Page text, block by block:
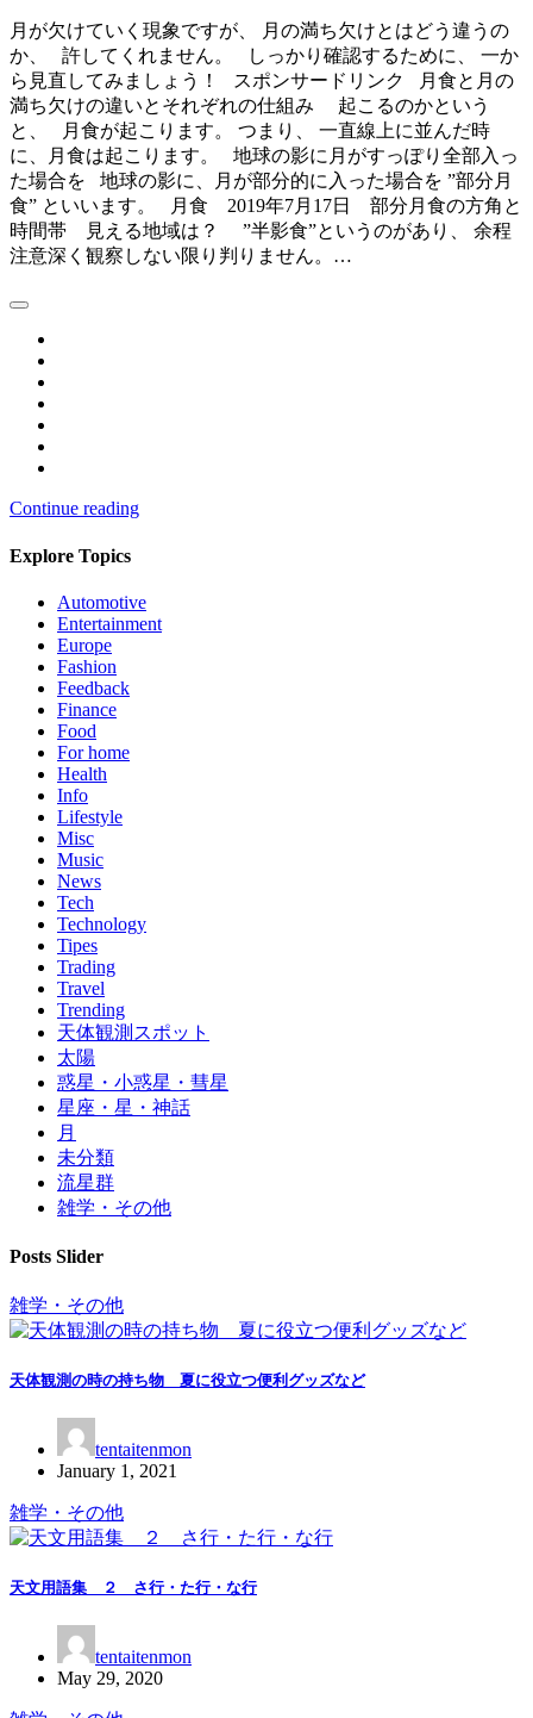
月が欠けていく現象ですが、 月の満ち欠けとはどう違うの
か、 許してくれません。 しっかり確認するために、 一か
ら見直してみましょう！ スポンサードリンク 月食と月の
満ち欠けの違いとそれぞれの仕組み 起こるのかという
と、 月食が起こります。 つまり、 一直線上に並んだ時
に、月食は起こります。 地球の影に月がすっぽり全部入っ
た場合を 地球の影に、月が部分的に入った場合を ”部分月
食” といいます。 月食 2019年7月17日 部分月食の方角と
時間帯 見える地域は？ ”半影食”というのがあり、 余程
注意深く観察しない限り判りません。…
Continue reading
Explore Topics
Automotive
Entertainment
Europe
Fashion
Feedback
Finance
Food
For home
Health
Info
Lifestyle
Misc
Music
News
Tech
Technology
Tipes
Trading
Travel
Trending
天体観測スポット
太陽
惑星・小惑星・彗星
星座・星・神話
月
未分類
流星群
雑学・その他
Posts Slider
雑学・その他
天体観測の時の持ち物 夏に役立つ便利グッズなど
tentaitenmon
January 1, 2021
雑学・その他
天文用語集 ２ さ行・た行・な行
tentaitenmon
May 29, 2020